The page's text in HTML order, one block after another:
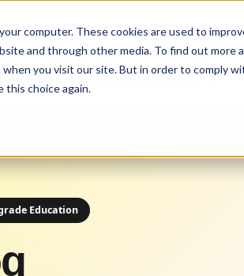
computer. These cookies are used to
and through other media. To find out more
you visit our site. But in order to comply
this choice again.
Education
Education